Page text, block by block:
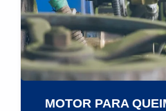
MOTOR PARA